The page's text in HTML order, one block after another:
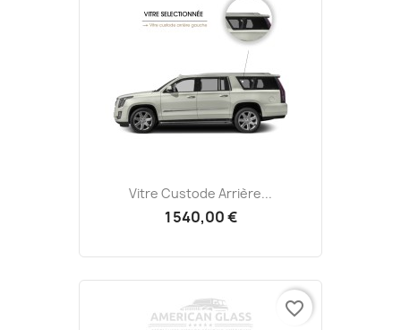
Vitre Custode Arrière...
1 540,00 €
favorite_border